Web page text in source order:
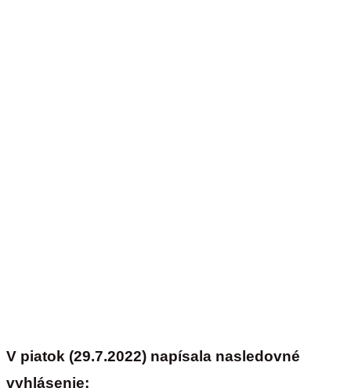
V piatok (29.7.2022) napísala nasledovné
vyhlásenie: